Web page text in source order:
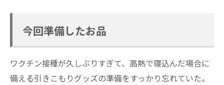
今回準備したお品
ワクチン接種が久しぶりすぎて、高熱で寝込んだ場合に
備える引きこもりグッズの準備をすっかり忘れていた。